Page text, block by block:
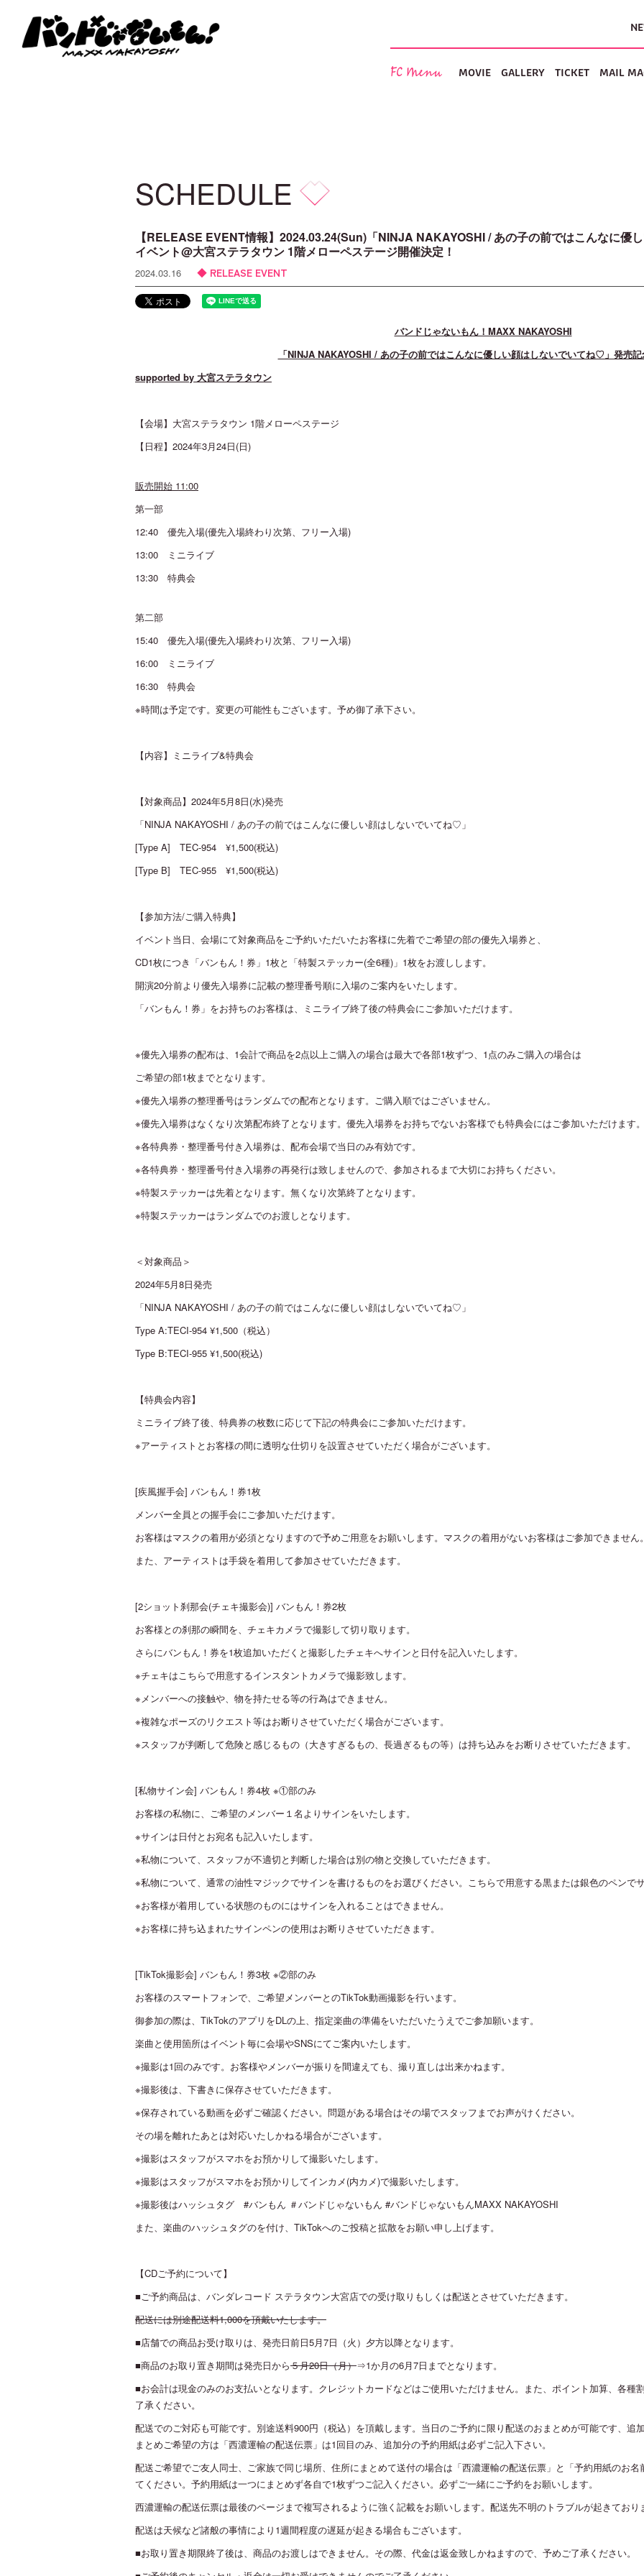
FC Menu MOVIE GALLERY TICKET MAIL
SCHEDULE
【RELEASE EVENT情報】2024.03.24(Sun)「NINJA NAKAYOSHI / あの子の前ではこんなに優
イベント@大宮ステラタウン 1階メローペステージ開催決定！
2024.03.16 RELEASE EVENT
バンドじゃないもん！MAXX NAKAYOSHI
「NINJA NAKAYOSHI / あの子の前ではこんなに優しい顔はしないでいてね♡」発売記
supported by 大宮ステラタウン
【会場】大宮ステラタウン 1階メローペステージ
【日程】2024年3月24日(日)
販売開始 11:00
第一部
12:40 優先入場(優先入場終わり次第、フリー入場)
13:00 ミニライブ
13:30 特典会
第二部
15:40 優先入場(優先入場終わり次第、フリー入場)
16:00 ミニライブ
16:30 特典会
※時間は予定です。変更の可能性もございます。予め御了承下さい。
【内容】ミニライブ&特典会
【対象商品】2024年5月8日(水)発売
「NINJA NAKAYOSHI / あの子の前ではこんなに優しい顔はしないでいてね♡」
[Type A] TEC-954 ¥1,500(税込)
[Type B] TEC-955 ¥1,500(税込)
【参加方法/ご購入特典】
イベント当日、会場にて対象商品をご予約いただいたお客様に先着でご希望の部の優先入場券と、
CD1枚につき「バンもん！券」1枚と「特製ステッカー(全6種)」1枚をお渡しします。
開演20分前より優先入場券に記載の整理番号順に入場のご案内をいたします。
「バンもん！券」をお持ちのお客様は、ミニライブ終了後の特典会にご参加いただけます。
※優先入場券の配布は、1会計で商品を2点以上ご購入の場合は最大で各部1枚ずつ、1点のみご購入の場合は
ご希望の部1枚までとなります。
※優先入場券の整理番号はランダムでの配布となります。ご購入順ではございません。
※優先入場券はなくなり次第配布終了となります。優先入場券をお持ちでないお客様でも特典会にはご参加いただけます。
※各特典券・整理番号付き入場券は、配布会場で当日のみ有効です。
※各特典券・整理番号付き入場券の再発行は致しませんので、参加されるまで大切にお持ちください。
※特製ステッカーは先着となります。無くなり次第終了となります。
※特製ステッカーはランダムでのお渡しとなります。
＜対象商品＞
2024年5月8日発売
「NINJA NAKAYOSHI / あの子の前ではこんなに優しい顔はしないでいてね♡」
Type A:TECI-954 ¥1,500（税込）
Type B:TECI-955 ¥1,500(税込)
【特典会内容】
ミニライブ終了後、特典券の枚数に応じて下記の特典会にご参加いただけます。
※アーティストとお客様の間に透明な仕切りを設置させていただく場合がございます。
[疾風握手会] バンもん！券1枚
メンバー全員との握手会にご参加いただけます。
お客様はマスクの着用が必須となりますので予めご用意をお願いします。マスクの着用がないお客様はご参加できません。
また、アーティストは手袋を着用して参加させていただきます。
[2ショット刹那会(チェキ撮影会)] バンもん！券2枚
お客様との刹那の瞬間を、チェキカメラで撮影して切り取ります。
さらにバンもん！券を1枚追加いただくと撮影したチェキへサインと日付を記入いたします。
※チェキはこちらで用意するインスタントカメラで撮影致します。
※メンバーへの接触や、物を持たせる等の行為はできません。
※複雑なポーズのリクエスト等はお断りさせていただく場合がございます。
※スタッフが判断して危険と感じるもの（大きすぎるもの、長過ぎるもの等）は持ち込みをお断りさせていただきます。
[私物サイン会] バンもん！券4枚 ※①部のみ
お客様の私物に、ご希望のメンバー１名よりサインをいたします。
※サインは日付とお宛名も記入いたします。
※私物について、スタッフが不適切と判断した場合は別の物と交換していただきます。
※私物について、通常の油性マジックでサインを書けるものをお選びください。こちらで用意する黒または銀色のペンでサ
※お客様が着用している状態のものにはサインを入れることはできません。
※お客様に持ち込まれたサインペンの使用はお断りさせていただきます。
[TikTok撮影会] バンもん！券3枚 ※②部のみ
お客様のスマートフォンで、ご希望メンバーとのTikTok動画撮影を行います。
御参加の際は、TikTokのアプリをDLの上、指定楽曲の準備をいただいたうえでご参加願います。
楽曲と使用箇所はイベント毎に会場やSNSにてご案内いたします。
※撮影は1回のみです。お客様やメンバーが振りを間違えても、撮り直しは出来かねます。
※撮影後は、下書きに保存させていただきます。
※保存されている動画を必ずご確認ください。問題がある場合はその場でスタッフまでお声がけください。
その場を離れたあとは対応いたしかねる場合がございます。
※撮影はスタッフがスマホをお預かりして撮影いたします。
※撮影はスタッフがスマホをお預かりしてインカメ(内カメ)で撮影いたします。
※撮影後はハッシュタグ #バンもん ＃バンドじゃないもん #バンドじゃないもんMAXX NAKAYOSHI
また、楽曲のハッシュタグのを付け、TikTokへのご投稿と拡散をお願い申し上げます。
【CDご予約について】
■ご予約商品は、バンダレコード ステラタウン大宮店での受け取りもしくは配送とさせていただきます。
配送には別途配送料1,000を頂戴いたします。
■店舗での商品お受け取りは、発売日前日5月7日（火）夕方以降となります。
■商品のお取り置き期間は発売日から５月20日（月）⇒1か月の6月7日までとなります。
■お会計は現金のみのお支払いとなります。クレジットカードなどはご使用いただけません。また、ポイント加算、各種
了承ください。
配送でのご対応も可能です。別途送料900円（税込）を頂戴します。当日のご予約に限り配送のおまとめが可能です、追
まとめご希望の方は「西濃運輸の配送伝票」は1回目のみ、追加分の予約用紙は必ずご記入下さい。
配送ご希望でご友人同士、ご家族で同じ場所、住所にまとめて送付の場合は「西濃運輸の配送伝票」と「予約用紙のお
てください。予約用紙は一つにまとめず各自で1枚ずつご記入ください。必ずご一緒にご予約をお願いします。
西濃運輸の配送伝票は最後のページまで複写されるように強く記載をお願いします。配送先不明のトラブルが起きており
配送は天候など諸般の事情により1週間程度の遅延が起きる場合もございます。
■お取り置き期限終了後は、商品のお渡しはできません。その際、代金は返金致しかねますので、予めご了承ください。